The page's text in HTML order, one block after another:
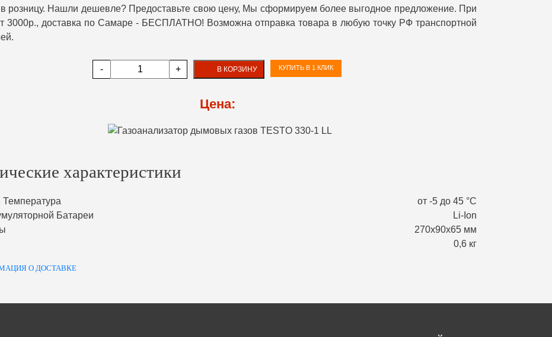
розницу. Нашли дешевле? Предоставьте свою цену, Мы сформируем более выгодное предложение. При
3000р., доставка по Самаре - БЕСПЛАТНО! Возможна отправка товара в любую точку РФ транспортной
- + В КОРЗИНУ КУПИТЬ В 1 КЛИК
Цена:
характеристики
Температура
от -5 до 45 °С
Батареи
Li-Ion
270х90х65 мм
0,6 кг
О ДОСТАВКЕ